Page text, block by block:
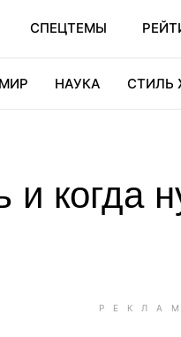
СПЕЦТЕМЫ
МИР НАУКА СТИЛЬ
и когда